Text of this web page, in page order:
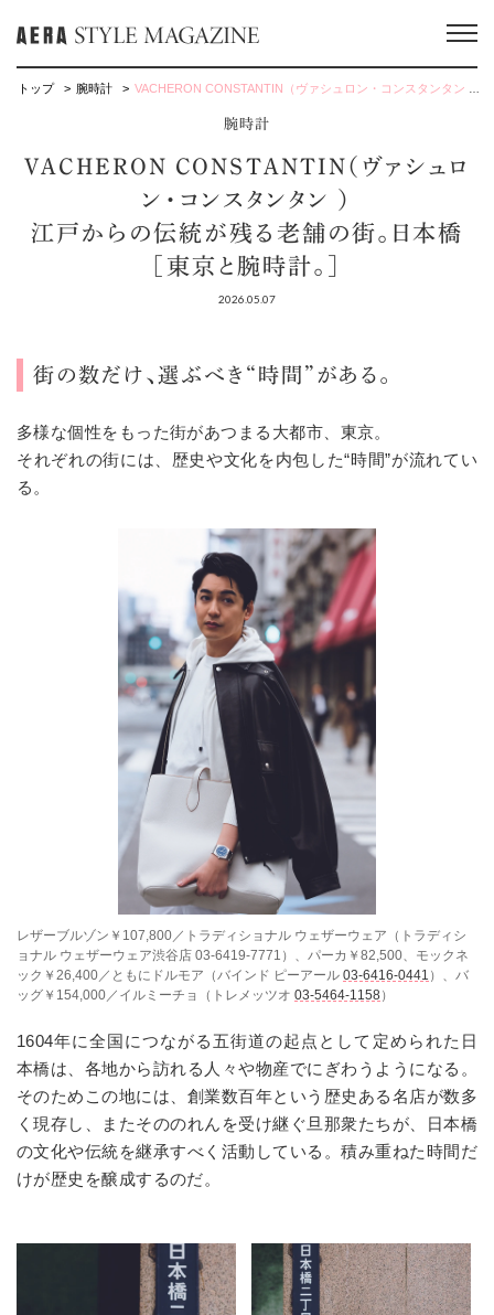
トップ 腕時計 VACHERON CONSTANTIN（ヴァシュロン・コンスタンタン ）江戸からの伝統が残る老舗の街。日本橋［東京と腕時計。］
腕時計
VACHERON CONSTANTIN（ヴァシュロ
ン・コンスタンタン ）
江戸からの伝統が残る老舗の街。日本橋
［東京と腕時計。］
2026.05.07
街の数だけ、選ぶべき“時間”がある。
多様な個性をもった街があつまる大都市、東京。
それぞれの街には、歴史や文化を内包した“時間”が流れてい
る。
レザーブルゾン￥107,800／トラディショナル ウェザーウェア（トラディシ
ョナル ウェザーウェア渋谷店 03-6419-7771）、パーカ￥82,500、モックネ
ック￥26,400／ともにドルモア（バインド ピーアール 03-6416-0441 ）、バ
ッグ￥154,000／イルミーチョ（トレメッツオ 03-5464-1158）
1604年に全国につながる五街道の起点として定められた日
本橋は、各地から訪れる人々や物産でにぎわうようになる。
そのためこの地には、創業数百年という歴史ある名店が数多
く現存し、またそののれんを受け継ぐ旦那衆たちが、日本橋
の文化や伝統を継承すべく活動している。積み重ねた時間だ
けが歴史を醸成するのだ。